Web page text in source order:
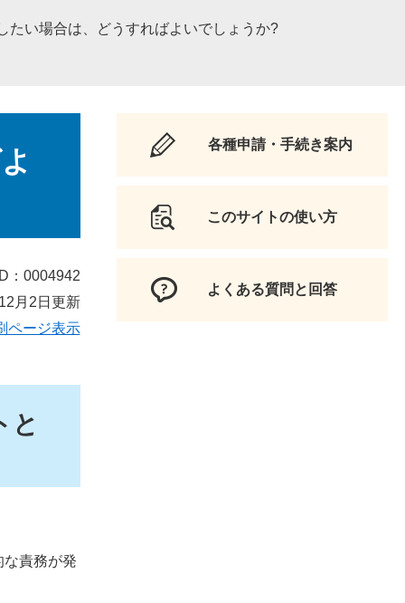
たい場合は、どうすればよいでしょうか?
：0004942
月2日更新
ページ表示
と
責務が発
各種申請・手続き案内
このサイトの使い方
よくある質問と回答